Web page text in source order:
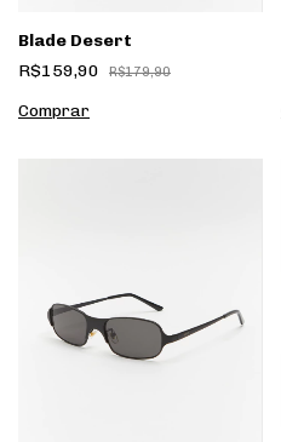
Blade Desert
R$159,90
R$179,90